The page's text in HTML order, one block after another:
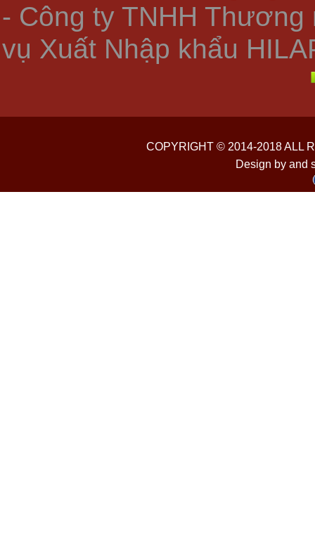
- Công ty TNHH Thương
vụ Xuất Nhập khẩu
COPYRIGHT © 2014-2018 ALL
Design by and